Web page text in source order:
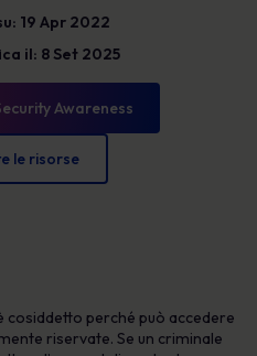
19 Apr 2022
il: 8 Set 2025
Awareness
le risorse
cosiddetto perché può accedere
riservate. Se un criminale